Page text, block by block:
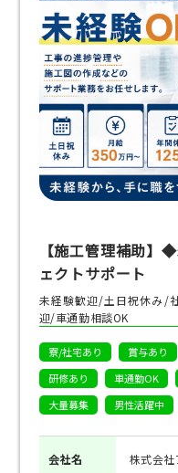
【施工管理補助】
ェクトサポート
未経験歓迎/土日祝休み/
迎/車通勤相談OK
寮/社宅あり 賞与あり
研修あり
車通勤OK
大量募集
男性活躍中
会社名 株式会社